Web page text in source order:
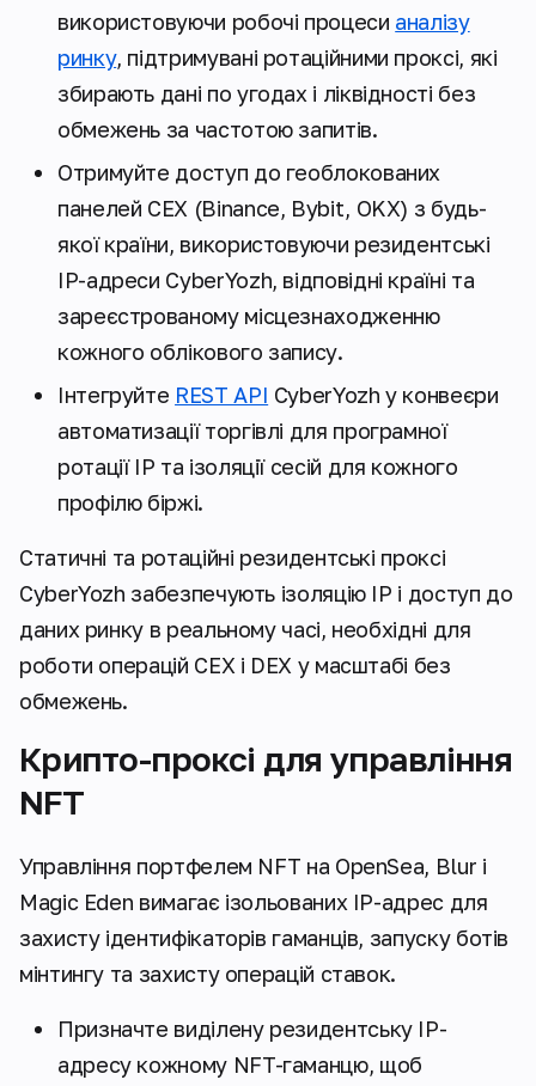
використовуючи робочі процеси аналізу
ринку, підтримувані ротаційними проксі, які
збирають дані по угодах і ліквідності без
обмежень за частотою запитів.
Отримуйте доступ до геоблокованих
панелей CEX (Binance, Bybit, OKX) з будь-
якої країни, використовуючи резидентські
IP-адреси CyberYozh, відповідні країні та
зареєстрованому місцезнаходженню
кожного облікового запису.
Інтегруйте REST API CyberYozh у конвеєри
автоматизації торгівлі для програмної
ротації IP та ізоляції сесій для кожного
профілю біржі.
Статичні та ротаційні резидентські проксі
CyberYozh забезпечують ізоляцію IP і доступ до
даних ринку в реальному часі, необхідні для
роботи операцій CEX і DEX у масштабі без
обмежень.
Крипто-проксі для управління
NFT
Управління портфелем NFT на OpenSea, Blur і
Magic Eden вимагає ізольованих IP-адрес для
захисту ідентифікаторів гаманців, запуску ботів
мінтингу та захисту операцій ставок.
Призначте виділену резидентську IP-
адресу кожному NFT-гаманцю, щоб